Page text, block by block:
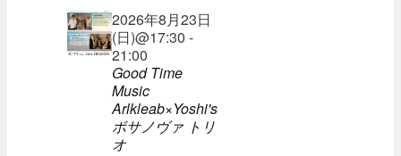
2026年8月23日
(日)@17:30 -
21:00
Good Time
Music
Arlkleab×Yoshi's
ボサノヴァ トリ
オ